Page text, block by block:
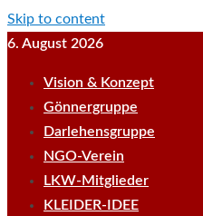
Skip to content
6. August 2026
Vision & Konzept
Gönnergruppe
Darlehensgruppe
NGO-Verein
LKW-Mitglieder
KLEIDER-IDEE